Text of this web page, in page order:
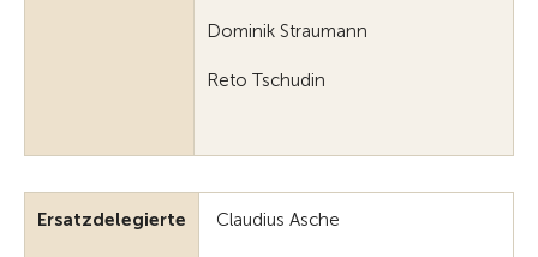
Dominik Straumann
Reto Tschudin
Ersatzdelegierte Claudius Asche